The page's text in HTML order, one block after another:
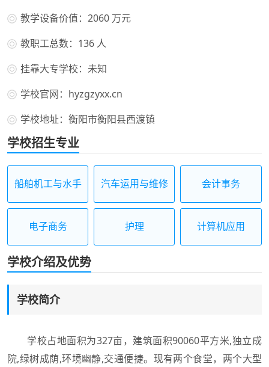
教学设备价值：2060 万元
教职工总数：136 人
挂靠大专学校：未知
学校官网：hyzgzyxx.cn
学校地址：衡阳市衡阳县西渡镇
学校招生专业
船舶机工与水手 汽车运用与维修 会计事务
电子商务 护理 计算机应用
学校介绍及优势
学校简介
学校占地面积为327亩，建筑面积90060平方米,独立成
院,绿树成荫,环境幽静,交通便捷。现有两个食堂，两个大型